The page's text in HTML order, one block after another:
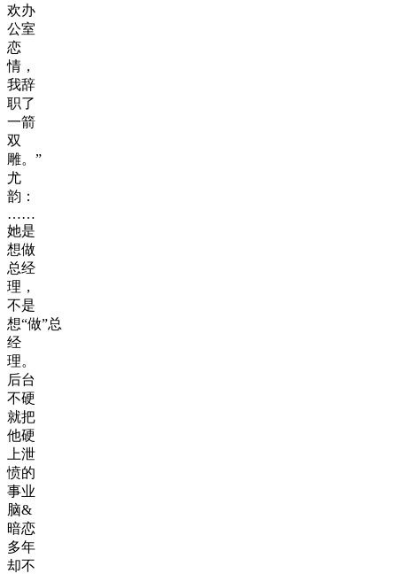
欢办
公室
恋
情，
我辞
职了
一箭
双
雕。”
尤
韵：
……
她是
想做
总经
理，
不是
想“做”总
经
理。
后台
不硬
就把
他硬
上泄
愤的
事业
脑&
暗恋
多年
却不